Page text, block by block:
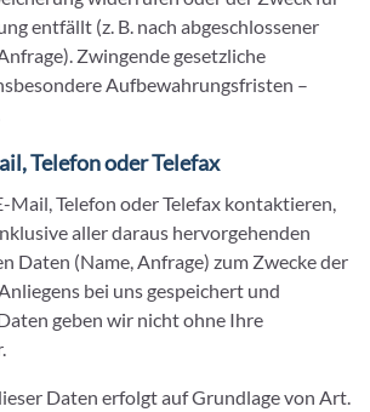
entfällt (z. B. nach abgeschlossener
Zwingende gesetzliche
Aufbewahrungsfristen –
Telefon oder Telefax
Mail, Telefon oder Telefax kontaktieren,
aller daraus hervorgehenden
Daten (Name, Anfrage) zum Zwecke der
bei uns gespeichert und
geben wir nicht ohne Ihre
Daten erfolgt auf Grundlage von Art.